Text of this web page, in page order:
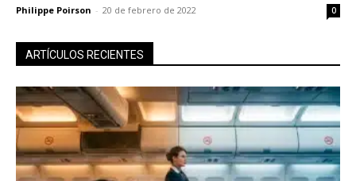
Philippe Poirson - 20 de febrero de 2022 0
ARTÍCULOS RECIENTES